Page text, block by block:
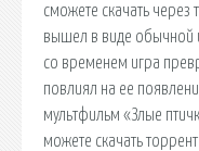
сможете скачать через
вышел в виде обычной
со временем игра
повлиял на ее
мультфильм «Злые
можете скачать